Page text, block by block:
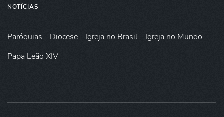
NOTÍCIAS
Paróquias Diocese Igreja no Brasil
Igreja no Mundo
Papa Leão XIV